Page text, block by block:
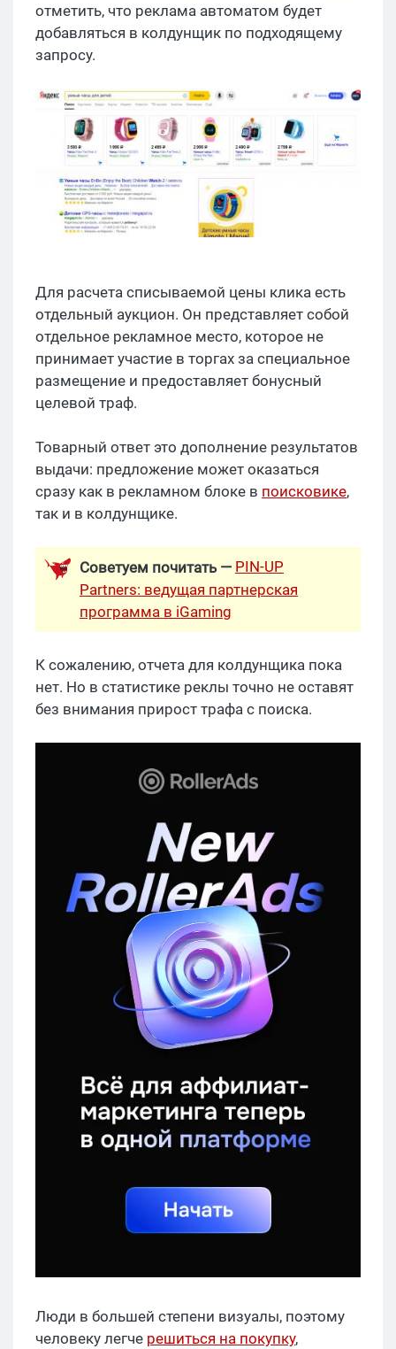
отметить, что реклама автоматом будет
добавляться в колдунщик по подходящему
запросу.
Для расчета списываемой цены клика есть
отдельный аукцион. Он представляет собой
отдельное рекламное место, которое не
принимает участие в торгах за специальное
размещение и предоставляет бонусный
целевой траф.
Товарный ответ это дополнение результатов
выдачи: предложение может оказаться
сразу как в рекламном блоке в поисковике,
так и в колдунщике.
Советуем почитать — PIN-UP
Partners: ведущая партнерская
программа в iGaming
К сожалению, отчета для колдунщика пока
нет. Но в статистике реклы точно не оставят
без внимания прирост трафа с поиска.
Люди в большей степени визуалы, поэтому
человеку легче решиться на покупку,